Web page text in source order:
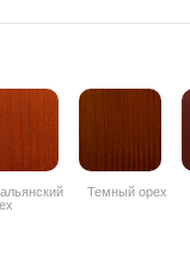
Темный орех